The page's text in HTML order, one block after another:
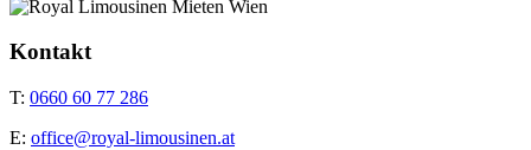
Kontakt
T: 0660 60 77 286
E: office@royal-limousinen.at